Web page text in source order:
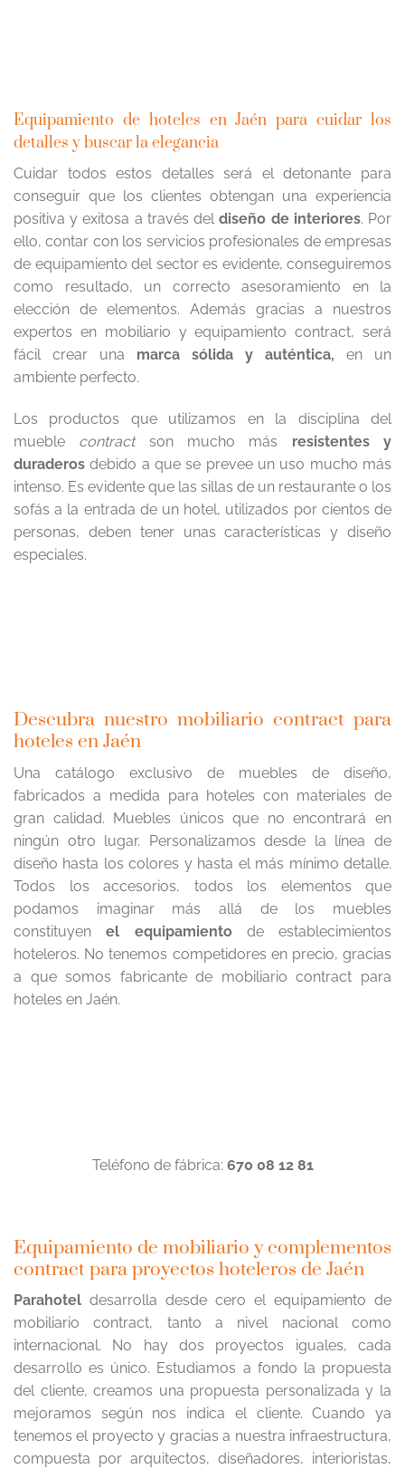
Equipamiento de hoteles en Jaén para cuidar los
detalles y buscar la elegancia
Cuidar todos estos detalles será el detonante para
conseguir que los clientes obtengan una experiencia
positiva y exitosa a través deldiseño de interiores. Por
ello, contar con los servicios profesionales de empresas
de equipamiento del sector es evidente, conseguiremos
como resultado, un correcto asesoramiento en la
elección de elementos. Además gracias a nuestros
expertos en mobiliario y equipamiento contract, será
fácil crear una marca sólida y auténtica, en un
ambiente perfecto.
Los productos que utilizamos en la disciplina del
mueble contractson mucho más resistentes y
duraderos debido a que se prevee un uso mucho más
intenso. Es evidente que las sillas de un restaurante o los
sofás a la entrada de un hotel, utilizados por cientos de
personas, deben tener unas características y diseño
especiales.
Descubra nuestro mobiliario contract para
hoteles en Jaén
Una catálogo exclusivo de muebles de diseño,
fabricados a medida para hoteles con materiales de
gran calidad. Muebles únicos que no encontrará en
ningún otro lugar. Personalizamos desde la línea de
diseño hasta los colores y hasta el más mínimo detalle.
Todos los accesorios, todos los elementos que
podamos imaginar más allá de los muebles
constituyenel equipamientode establecimientos
hoteleros. No tenemos competidores en precio, gracias
a que somos fabricante de mobiliario contract para
hoteles en Jaén.
Teléfono de fábrica: 670 08 12 81
Equipamiento de mobiliario y complementos
contract para proyectos hoteleros de Jaén
Parahotel desarrolla desde cero el equipamiento de
mobiliario contract, tanto a nivel nacional como
internacional. No hay dos proyectos iguales, cada
desarrollo es único. Estudiamos a fondo la propuesta
del cliente, creamos una propuesta personalizada y la
mejoramos según nos indica el cliente. Cuando ya
tenemos el proyecto y gracias a nuestra infraestructura,
compuesta por arquitectos, diseñadores, interioristas,